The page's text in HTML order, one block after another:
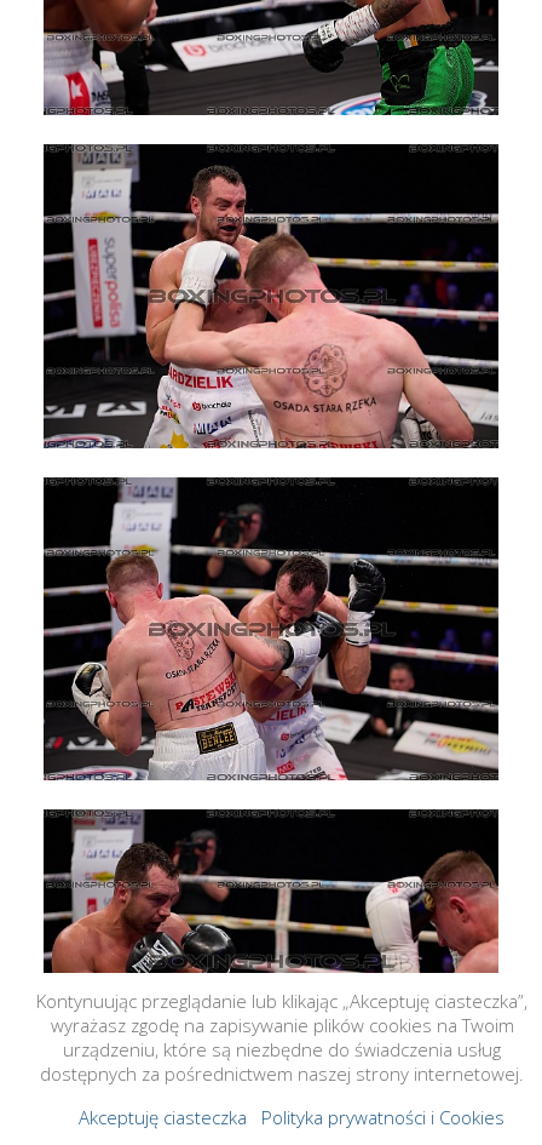
Kontynuując przeglądanie lub klikając „Akceptuję ciasteczka”,
wyrażasz zgodę na zapisywanie plików cookies na Twoim
urządzeniu, które są niezbędne do świadczenia usług
dostępnych za pośrednictwem naszej strony internetowej.
Akceptuję ciasteczka
Polityka prywatności i Cookies